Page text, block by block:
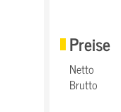
Preise
Netto
Brutto